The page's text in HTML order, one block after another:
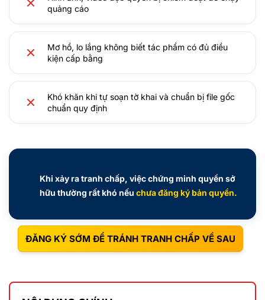
quảng cáo
Mơ hồ, lo lắng không biết tác phẩm có đủ điều
kiện cấp bằng
Khó khăn khi tự soạn tờ khai và chuẩn bị file gốc
chuẩn quy định
Khi xảy ra tranh chấp, việc chứng minh quyền sở
hữu thường rất khó nếu chưa đăng ký bản quyền.
ĐĂNG KÝ SỚM ĐỂ TRÁNH TRANH CHẤP VỀ SAU